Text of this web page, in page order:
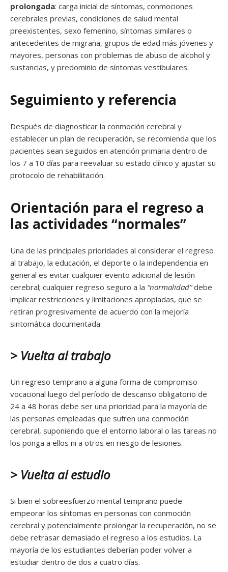
prolongada: carga inicial de síntomas, conmociones
cerebrales previas, condiciones de salud mental
preexistentes, sexo femenino, síntomas similares o
antecedentes de migraña, grupos de edad más jóvenes y
mayores, personas con problemas de abuso de alcohol y
sustancias, y predominio de síntomas vestibulares.
Seguimiento y referencia
Después de diagnosticar la conmoción cerebral y
establecer un plan de recuperación, se recomienda que los
pacientes sean seguidos en atención primaria dentro de
los 7 a 10 días para reevaluar su estado clínico y ajustar su
protocolo de rehabilitación.
Orientación para el regreso a
las actividades “normales”
Una de las principales prioridades al considerar el regreso
al trabajo, la educación, el deporte o la independencia en
general es evitar cualquier evento adicional de lesión
cerebral; cualquier regreso seguro a la “normalidad”debe
implicar restricciones y limitaciones apropiadas, que se
retiran progresivamente de acuerdo con la mejoría
sintomática documentada.
> Vuelta al trabajo
Un regreso temprano a alguna forma de compromiso
vocacional luego del período de descanso obligatorio de
24 a 48 horas debe ser una prioridad para la mayoría de
las personas empleadas que sufren una conmoción
cerebral, suponiendo que el entorno laboral o las tareas no
los ponga a ellos ni a otros en riesgo de lesiones.
> Vuelta al estudio
Si bien el sobreesfuerzo mental temprano puede
empeorar los síntomas en personas con conmoción
cerebral y potencialmente prolongar la recuperación, no se
debe retrasar demasiado el regreso a los estudios. La
mayoría de los estudiantes deberían poder volver a
estudiar dentro de dos a cuatro días.